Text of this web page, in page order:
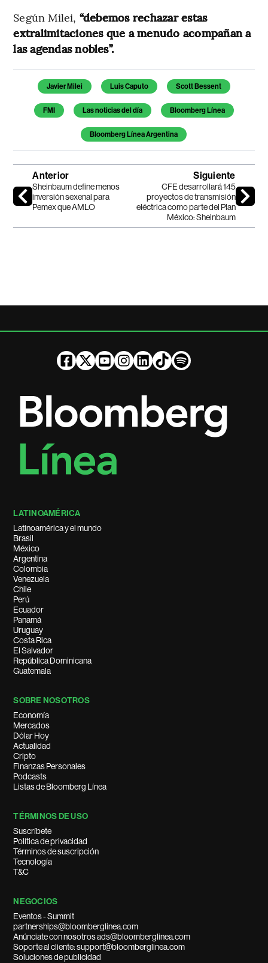
Según Milei, “debemos rechazar estas
extralimitaciones que a menudo acompañan a
las agendas nobles”.
Temas de este artículo
Javier Milei Luis Caputo Scott Bessent
FMI Las noticias del día Bloomberg Línea
Bloomberg Línea Argentina
Anterior
Sheinbaum define menos
inversión sexenal para
Pemex que AMLO
Siguiente
CFE desarrollará 145
proyectos de transmisión
eléctrica como parte del Plan
México: Sheinbaum
LATINOAMÉRICA
Latinoamérica y el mundo
Brasil
México
Argentina
Colombia
Venezuela
Chile
Perú
Ecuador
Panamá
Uruguay
Costa Rica
El Salvador
República Dominicana
Guatemala
SOBRE NOSOTROS
Economía
Mercados
Dólar Hoy
Actualidad
Cripto
Finanzas Personales
Podcasts
Listas de Bloomberg Línea
TÉRMINOS DE USO
Suscríbete
Política de privacidad
Términos de suscripción
Tecnología
T&C
NEGOCIOS
Eventos - Summit
partnerships@bloomberglinea.com
Anúnciate con nosotros ads@bloomberglinea.com
Soporte al cliente: support@bloomberglinea.com
Soluciones de publicidad